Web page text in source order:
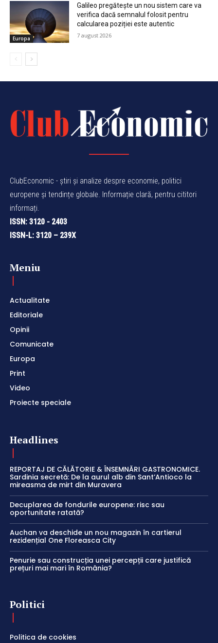
Europa
Galileo pregătește un nou sistem care va
verifica dacă semnalul folosit pentru
calcularea poziției este autentic
7 august 2026
ClubEconomic - știri și analize despre economie, politici
europene și tendințe globale. Informație clară, pentru cititori
informați.
ISSN: 3120 - 2403
ISSN-L: 3120 – 239X
Meniu
Actualitate
Editoriale
Opinii
Comunicate
Europa
Print
Video
Proiecte speciale
Headlines
REPORTAJ DE CĂLĂTORIE & ÎNSEMNĂRI GASTRONOMICE.
Sardinia secretă: De la aurul alb din Sant’Antioco la
mireasma de mirt din Muravera
Decuplarea de fondurile europene: risc sau
oportunitate ratată?
Auchan va deschide un nou magazin în cartierul
rezidențial One Floreasca City
Penurie sau construcția unei percepții care justifică
prețuri mai mari în România?
Politici
Politica de cookies